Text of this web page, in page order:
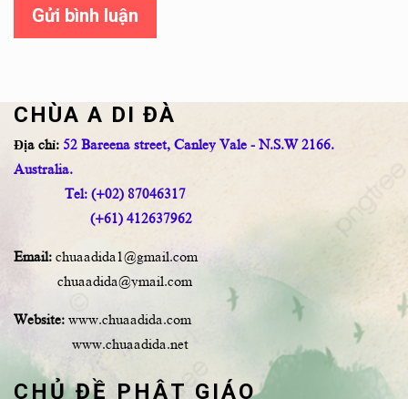
Gửi bình luận
CHÙA A DI ĐÀ
Địa chỉ: 52 Bareena street, Canley Vale - N.S.W 2166.
Australia.
Tel: (+02) 87046317
(+61) 412637962
Email: chuaadida1@gmail.com
chuaadida@ymail.com
Website: www.chuaadida.com
www.chuaadida.net
CHỦ ĐỀ PHẬT GIÁO